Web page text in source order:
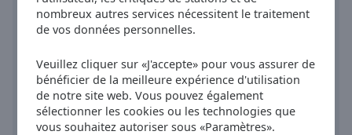
nombreux autres services nécessitent le traitement
de vos données personnelles.
Veuillez cliquer sur «J'accepte» pour vous assurer de
bénéficier de la meilleure expérience d'utilisation
de notre site web. Vous pouvez également
sélectionner les cookies ou les technologies que
vous souhaitez autoriser sous «Paramètres».
Background
Opacity